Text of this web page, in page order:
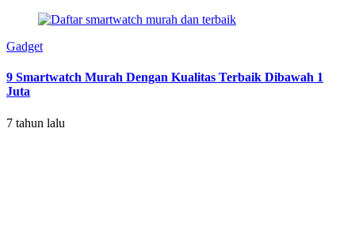
Gadget
9 Smartwatch Murah Dengan Kualitas Terbaik Dibawah 1
Juta
7 tahun lalu